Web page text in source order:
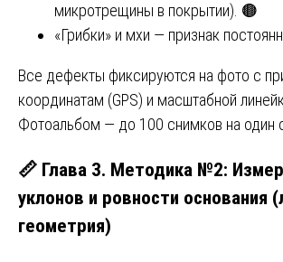
микротрещины в покрытии). 🟤
«Грибки» и мхи — признак
Все дефекты фиксируются на фото с
координатам (GPS) и масштабной
Фотоальбом — до 100 снимков на один
📏 Глава 3. Методика №2:
уклонов и ровности основания
геометрия)